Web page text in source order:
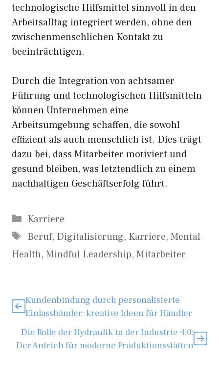
technologische Hilfsmittel sinnvoll in den
Arbeitsalltag integriert werden, ohne den
zwischenmenschlichen Kontakt zu
beeinträchtigen.
Durch die Integration von achtsamer
Führung und technologischen Hilfsmitteln
können Unternehmen eine
Arbeitsumgebung schaffen, die sowohl
effizient als auch menschlich ist. Dies trägt
dazu bei, dass Mitarbeiter motiviert und
gesund bleiben, was letztendlich zu einem
nachhaltigen Geschäftserfolg führt.
Kategorien
Karriere
Schlagwörter
Beruf, Digitalisierung, Karriere, Mental
Health, Mindful Leadership, Mitarbeiter
Kundenbindung durch personalisierte
Einlassbänder: kreative Ideen für Händler
Die Rolle der Hydraulik in der Industrie 4.0:
Der Antrieb für moderne Produktionsstätten